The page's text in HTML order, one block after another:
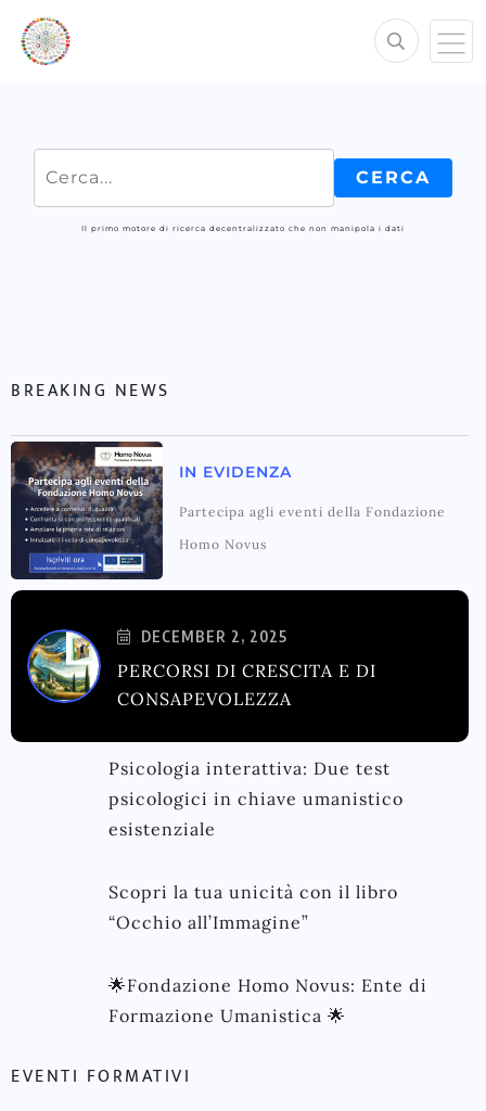
Il primo motore di ricerca decentralizzato che non manipola i dati
BREAKING NEWS
IN EVIDENZA
Partecipa agli eventi della Fondazione
Homo Novus
DECEMBER 2, 2025
PERCORSI DI CRESCITA E DI
CONSAPEVOLEZZA
Psicologia interattiva: Due test
psicologici in chiave umanistico
esistenziale
Scopri la tua unicità con il libro
“Occhio all’Immagine”
🌟Fondazione Homo Novus: Ente di
Formazione Umanistica 🌟
EVENTI FORMATIVI